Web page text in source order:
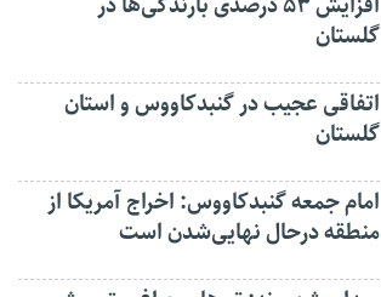
گلستان
اتفاقی عجیب در‌ گنبدکاووس و استان
گلستان
امام جمعه گنبدکاووس: اخراج آمریکا از
منطقه درحال نهایی‌شدن است